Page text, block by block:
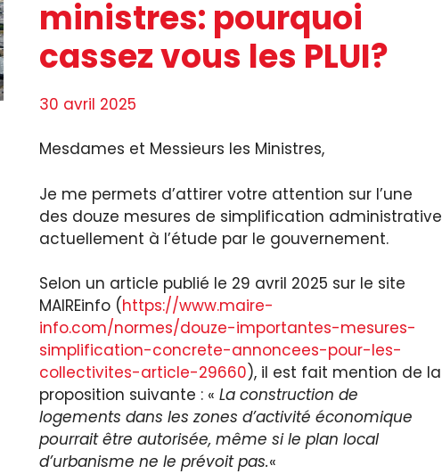
ministres: pourquoi
cassez vous les PLUI?
30 avril 2025
Mesdames et Messieurs les Ministres,
Je me permets d’attirer votre attention sur l’une
des douze mesures de simplification administrative
actuellement à l’étude par le gouvernement.
Selon un article publié le 29 avril 2025 sur le site
MAIREinfo (https://www.maire-
info.com/normes/douze-importantes-mesures-
simplification-concrete-annoncees-pour-les-
collectivites-article-29660), il est fait mention de la
proposition suivante : « La construction de
logements dans les zones d’activité économique
pourrait être autorisée, même si le plan local
d’urbanisme ne le prévoit pas.«